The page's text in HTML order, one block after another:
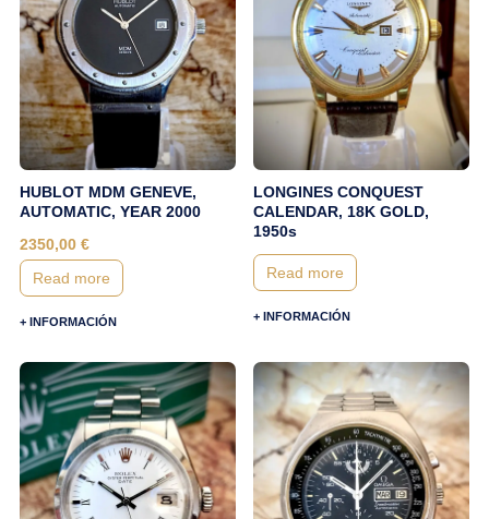
HUBLOT MDM GENEVE,
AUTOMATIC, YEAR 2000
2350,00 €
Read more
+ INFORMACIÓN
LONGINES CONQUEST
CALENDAR, 18K GOLD,
1950s
Read more
+ INFORMACIÓN